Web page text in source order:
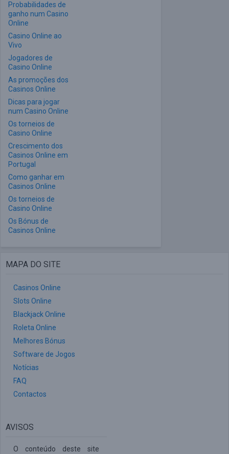
Probabilidades de
ganho num Casino
Online
Casino Online ao
Vivo
Jogadores de
Casino Online
As promoções dos
Casinos Online
Dicas para jogar
num Casino Online
Os torneios de
Casino Online
Crescimento dos
Casinos Online em
Portugal
Como ganhar em
Casinos Online
Os torneios de
Casino Online
Os Bónus de
Casinos Online
MAPA DO SITE
Casinos Online
Slots Online
Blackjack Online
Roleta Online
Melhores Bónus
Software de Jogos
Notícias
FAQ
Contactos
AVISOS
O conteúdo deste site